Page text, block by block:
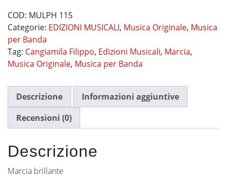
quantità
COD: MULPH 115
Categorie: EDIZIONI MUSICALI, Musica Originale, Musica
per Banda
Tag: Cangiamila Filippo, Edizioni Musicali, Marcia,
Musica Originale, Musica per Banda
Descrizione
Informazioni aggiuntive
Recensioni (0)
Descrizione
Marcia brillante